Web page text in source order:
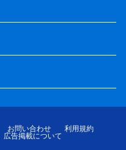
お問い合わせ
利用規約
広告掲載について